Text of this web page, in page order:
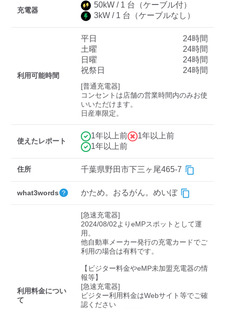
三菱ディーラーを表示
日産ディーラーを表示
すべて 中速-20kW-以上
充電器
50kW / 1 台
（ケーブル付）
3kW / 1 台 （ケーブルなし）
利用可能時間
平日
24時間
土曜
24時間
日曜
24時間
祝祭日
24時間
[普通充電器]
コンセントは店舗の営業時間内のみお使
いいただけます。
日産車限定。
使えたレポート
1年以上前
1年以上前
1年以上前
住所 千葉県野田市下三ヶ尾465-7
what3words かため。おるがん。めいぼ
利用料金につい
て
[急速充電器]
2024/08/02よりeMPスポットとして運
用。
他自動車メーカー発行の充電カードでご
利用の場合は有料です。
【ビジター料金やeMP未加盟充電器の情
報等】
[急速充電器]
ビジター利用料金はWebサイト等でご確
認ください